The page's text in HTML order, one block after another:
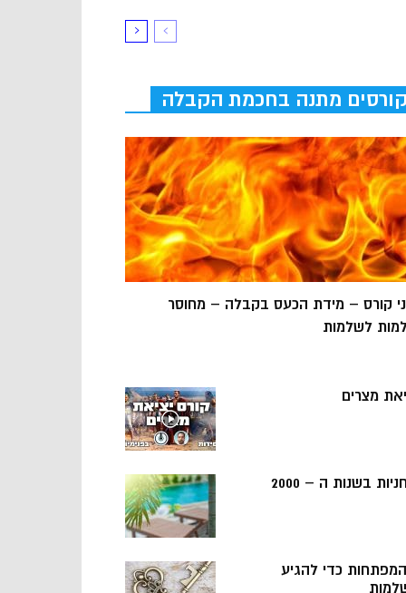
קורסים מתנה בחכמת הקבלה
קורס – מידת הכעס בקבלה – מחוסר
לשלמות
מצרים
בשנות ה – 2000
5 המפתחות כדי להגיע